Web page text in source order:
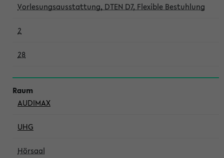
Vorlesungsausstattung, DTEN D7, Flexible Bestuhlung
2
28
AUDIMAX
UHG
Hörsaal